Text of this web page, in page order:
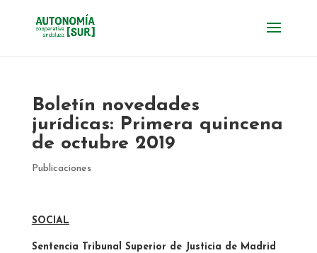
Boletín novedades
jurídicas: Primera quincena
de octubre 2019
Publicaciones
SOCIAL
Sentencia Tribunal Superior de Justicia de Madrid